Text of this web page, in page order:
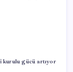
kurulu gücü artıyor